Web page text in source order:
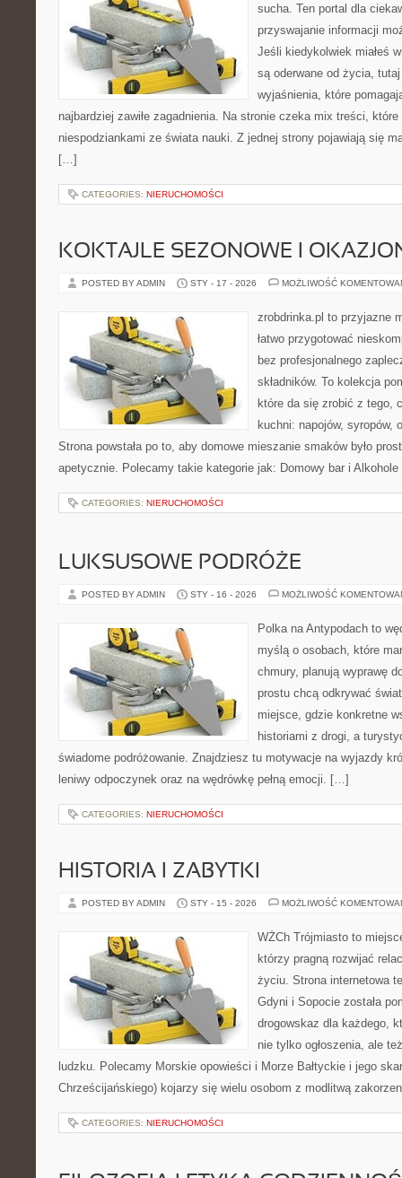
sucha. Ten portal dla
przyswajanie informacji
Jeśli kiedykolwiek miałeś
są oderwane od życia,
wyjaśnienia, które
najbardziej zawiłe zagadnienia. Na stronie czeka mix treści, które
niespodziankami ze świata nauki. Z jednej strony pojawiają się
[…]
CATEGORIES: NIERUCHOMOŚCI
KOKTAJLE SEZONOWE I
POSTED BY ADMIN STY - 17 - 2026 MOŻLIWOŚĆ
zrobdrinka.pl to przyjazne
łatwo przygotować
bez profesjonalnego
składników. To kolekcja
które da się zrobić z tego,
kuchni: napojów, syropów,
Strona powstała po to, aby domowe mieszanie smaków było
apetycznie. Polecamy takie kategorie jak: Domowy bar i
CATEGORIES: NIERUCHOMOŚCI
LUKSUSOWE PODRÓŻE
POSTED BY ADMIN STY - 16 - 2026 MOŻLIWOŚĆ
Polka na Antypodach to
myślą o osobach, które
chmury, planują wyprawę
prostu chcą odkrywać
miejsce, gdzie konkretne
historiami z drogi, a
świadome podróżowanie. Znajdziesz tu motywacje na wyjazdy
leniwy odpoczynek oraz na wędrówkę pełną emocji. […]
CATEGORIES: NIERUCHOMOŚCI
HISTORIA I ZABYTKI
POSTED BY ADMIN STY - 15 - 2026 MOŻLIWOŚĆ
WŻCh Trójmiasto to
którzy pragną rozwijać
życiu. Strona internetowa
Gdyni i Sopocie została
drogowskaz dla każdego,
nie tylko ogłoszenia, ale
ludzku. Polecamy Morskie opowieści i Morze Bałtyckie i jego
Chrześcijańskiego) kojarzy się wielu osobom z modlitwą
CATEGORIES: NIERUCHOMOŚCI